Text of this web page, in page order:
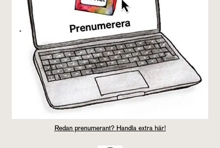
Redan pre­nu­me­rant? Hand­la extra här!